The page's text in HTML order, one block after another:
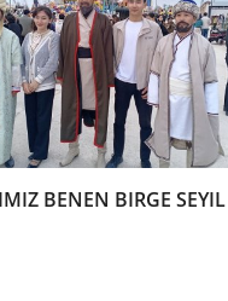
BENEN BIRGE SEYIL